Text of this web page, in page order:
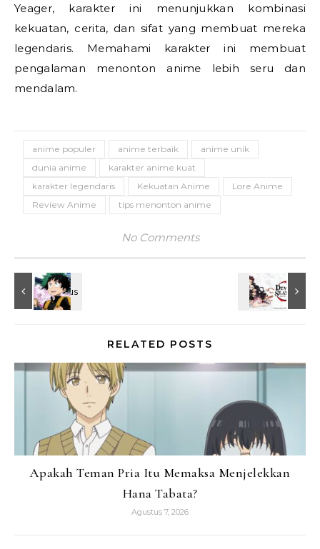
Yeager, karakter ini menunjukkan kombinasi
kekuatan, cerita, dan sifat yang membuat mereka
legendaris. Memahami karakter ini membuat
pengalaman menonton anime lebih seru dan
mendalam.
anime populer anime terbaik
anime unik
dunia anime
karakter anime kuat
karakter legendaris
Kekuatan Anime
Lore Anime
Review Anime
tips menonton anime
No Comments
RELATED POSTS
Apakah Teman Pria Itu Memaksa Menjelekkan
Hana Tabata?
Agustus 7, 2026